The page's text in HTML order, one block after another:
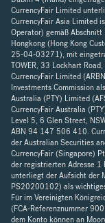
CurrencyFair Limited
CurrencyFair Asia Limited
Operator) gemäß
Hongkong (Hong Kong
25-04-03271), mit
TOWER, 33 Lockhart
CurrencyFair Limited
Investments Commission
Australia (PTY) Limited
CurrencyFair Australia
Level 5, 6 Glen Street,
ABN 94 147 506 410.
der Australian Securities
CurrencyFair (Singapore)
der registrierten Adresse
unterliegt der Aufsicht der
PS20200102) als
Für im Vereinigten
(FCA-Referenznummer
dem Konto können an